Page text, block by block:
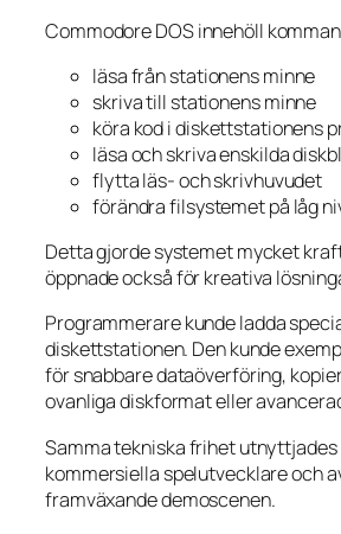
Commodore DOS innehöll
läsa från stationens minne
skriva till stationens minne
köra kod i diskettstationens
läsa och skriva enskilda
flytta läs- och skrivhuvudet
förändra filsystemet på låg
Detta gjorde systemet mycket
öppnade också för kreativa
Programmerare kunde ladda
diskettstationen. Den kunde
för snabbare dataöverföring,
ovanliga diskformat eller
Samma tekniska frihet utnyttjades
kommersiella spelutvecklare och
framväxande demoscenen.